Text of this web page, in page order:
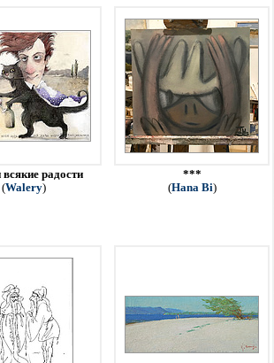
радости
(Walery)
***
(Hana Bi)